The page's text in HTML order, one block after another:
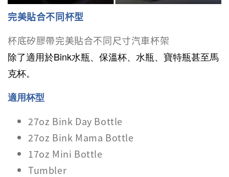
完美貼合不同杯型
杯底矽膠帶完美貼合不同尺寸汽車杯架
除了適用於Bink水瓶、保溫杯、水瓶、寶特瓶甚至馬
克杯。
適用杯型
27oz Bink Day Bottle
27oz Bink Mama Bottle
17oz Mini Bottle
Tumbler